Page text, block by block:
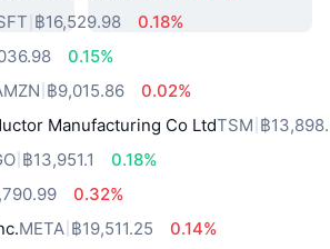
฿16,529.98
0.18%
0.15%
฿9,015.86
0.02%
Manufacturing Co LtdTSM ฿
฿13,951.1
0.18%
0.32%
META ฿19,511.25
0.14%